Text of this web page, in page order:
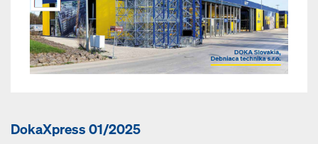
DokaXpress 01/2025